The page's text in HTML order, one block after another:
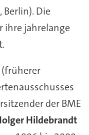
Die
ihre jahrelange
(früherer
der BME
Hildebrandt